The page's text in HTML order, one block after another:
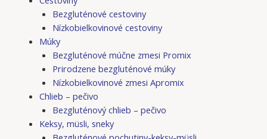
Bezgluténové cestoviny
Nízkobielkovinové cestoviny
Múky
Bezgluténové múčne zmesi Promix
Prirodzene bezgluténové múky
Nízkobielkovinové zmesi Apromix
Chlieb – pečivo
Bezgluténový chlieb – pečivo
Keksy, müsli, sneky